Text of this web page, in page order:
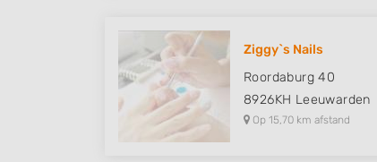
Ziggy`s Nails
Roordaburg 40
8926KH Leeuwarden
Op 15,70 km afstand
Identify devices based on information actively requested
Non-IAB processing purposes: